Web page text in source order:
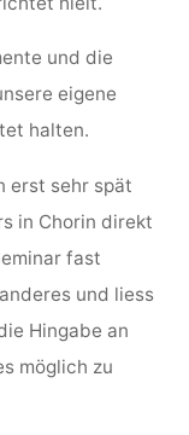
und die
eigene
halten.
erst sehr spät
in Chorin direkt
fast
und liess
Hingabe an
möglich zu